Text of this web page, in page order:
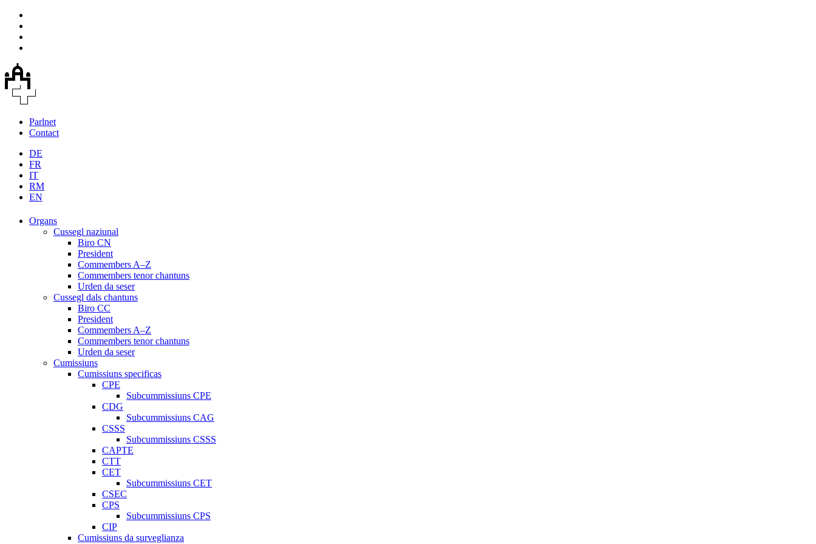
Parlnet
Contact
DE
FR
IT
RM
EN
Organs
Cussegl naziunal
Biro CN
President
Commembers A–Z
Commembers tenor chantuns
Urden da seser
Cussegl dals chantuns
Biro CC
President
Commembers A–Z
Commembers tenor chantuns
Urden da seser
Cumissiuns
Cumissiuns specificas
CPE
Subcummissiuns CPE
CDG
Subcummissiuns CAG
CSSS
Subcummissiuns CSSS
CAPTE
CTT
CET
Subcummissiuns CET
CSEC
CPS
Subcummissiuns CPS
CIP
Cumissiuns da surveglianza